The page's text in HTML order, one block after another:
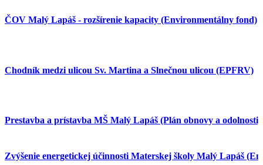
ČOV Malý Lapáš - rozšírenie kapacity (Environmentálny fond)
Chodník medzi ulicou Sv. Martina a Slnečnou ulicou (EPFRV)
Prestavba a prístavba MŠ Malý Lapáš (Plán obnovy a odolnosti)
Zvýšenie energetickej účinnosti Materskej školy Malý Lapáš